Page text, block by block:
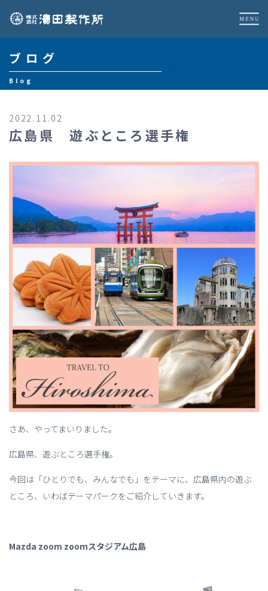
ブログ
Blog
2022.11.02
広島県 遊ぶところ選手権
さあ、やってまいりました。
広島県、遊ぶところ選手権。
今回は「ひとりでも、みんなでも」をテーマに、広島県内の遊ぶ
ところ、いわばテーマパークをご紹介していきます。
Mazda zoom zoomスタジアム広島